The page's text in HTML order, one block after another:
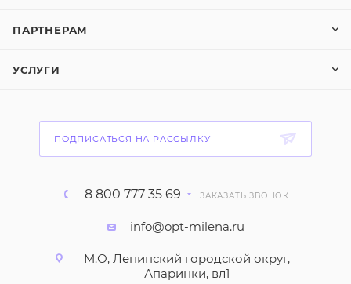
ПАРТНЕРАМ
УСЛУГИ
ПОДПИСАТЬСЯ НА РАССЫЛКУ
8 800 777 35 69 ЗАКАЗАТЬ ЗВОНОК
info@opt-milena.ru
М.О, Ленинский городской округ,
Апаринки, вл1